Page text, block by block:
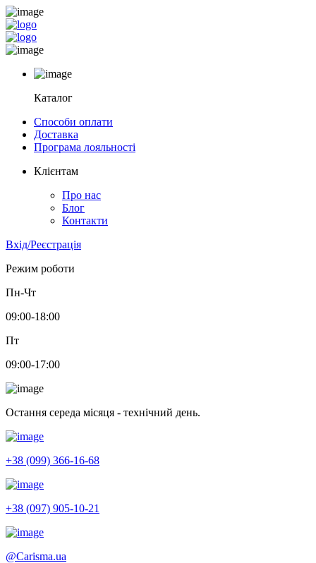
Каталог
Способи оплати
Доставка
Програма лояльності
Клієнтам
Про нас
Блог
Контакти
Вхід/Реєстрація
Режим роботи
Пн-Чт
09:00-18:00
Пт
09:00-17:00
Остання середа місяця - технічний день.
+38 (099) 366-16-68
+38 (097) 905-10-21
@Carisma.ua